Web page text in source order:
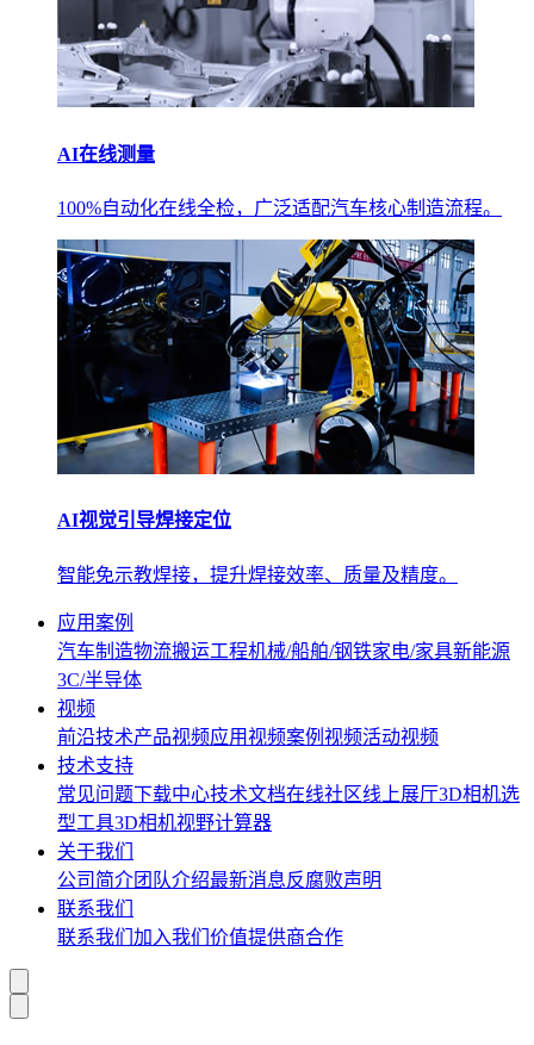
AI在线测量
100%自动化在线全检，广泛适配汽车核心制造流程。
AI视觉引导焊接定位
智能免示教焊接，提升焊接效率、质量及精度。
应用案例
汽车制造物流搬运工程机械/船舶/钢铁家电/家具新能源
3C/半导体
视频
前沿技术产品视频应用视频案例视频活动视频
技术支持
常见问题下载中心技术文档在线社区线上展厅3D相机选
型工具3D相机视野计算器
关于我们
公司简介团队介绍最新消息反腐败声明
联系我们
联系我们 加入我们 价值提供商合作